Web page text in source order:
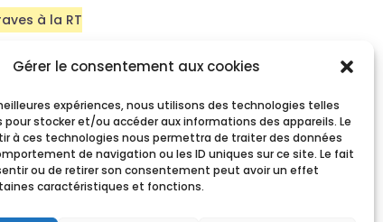
Gérer le consentement aux cookies
expériences, nous utilisons des technologies telles
pour stocker et/ou accéder aux informations des appareils. Le
à ces technologies nous permettra de traiter des données
de navigation ou les ID uniques sur ce site. Le fait
ou de retirer son consentement peut avoir un effet
caractéristiques et fonctions.
à la RT